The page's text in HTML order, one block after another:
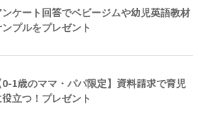
ンケート回答でベビージムや幼児英語教材
ンプルをプレゼント
0-1歳のママ・パパ限定】資料請求で育児
役立つ！プレゼント